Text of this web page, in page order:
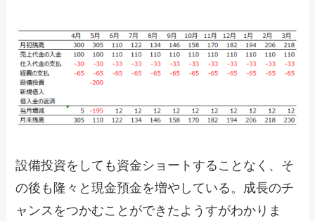
設備投資をしても資金ショートすることなく、そ
の後も隆々と現金預金を増やしている。成長のチ
ャンスをつかむことができたようすがわかりま